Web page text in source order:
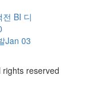
BI 디
Jan 03
reserved